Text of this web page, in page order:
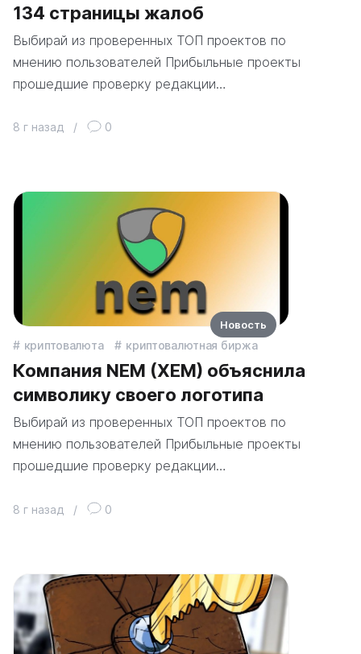
134 страницы жалоб
Выбирай из проверенных ТОП проектов по
мнению пользователей Прибыльные проекты
прошедшие проверку редакции…
8 г назад / 0
криптовалюта криптовалютная биржа
Компания NEM (XEM) объяснила
символику своего логотипа
Выбирай из проверенных ТОП проектов по
мнению пользователей Прибыльные проекты
прошедшие проверку редакции…
8 г назад / 0
Новость